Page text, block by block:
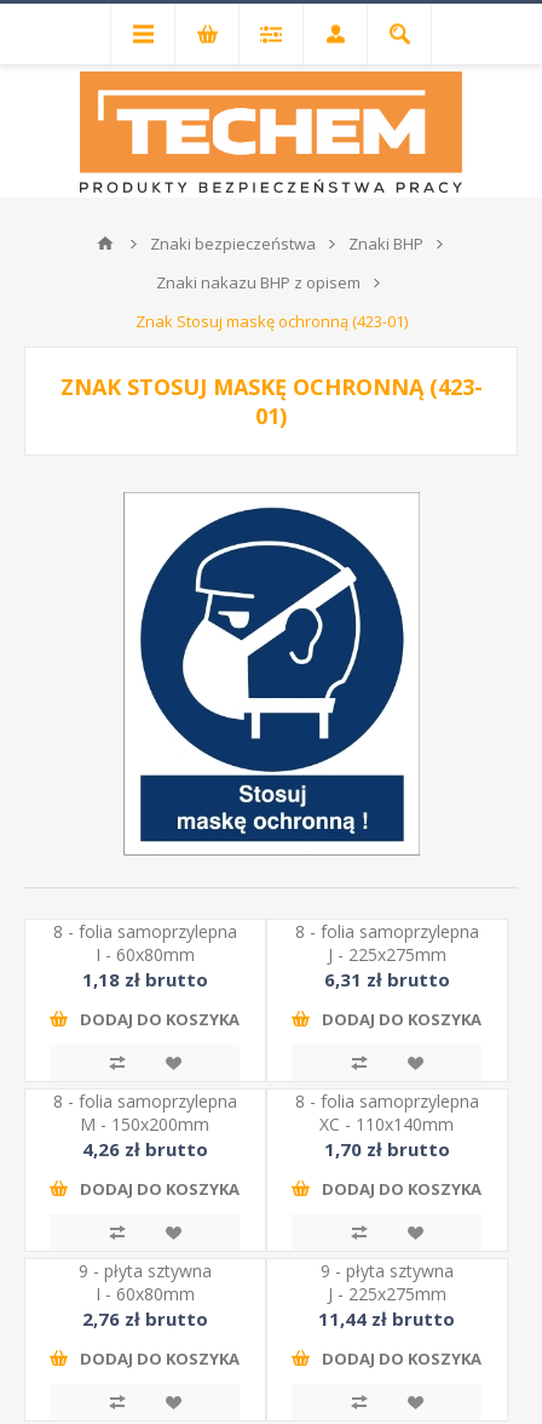
Znaki bezpieczeństwa
Znaki BHP
Znaki nakazu BHP z opisem
Znak Stosuj maskę ochronną (423-01)
ZNAK STOSUJ MASKĘ OCHRONNĄ (423-
01)
8 - folia samoprzylepna
I - 60x80mm
1,18 zł brutto
DODAJ DO KOSZYKA
8 - folia samoprzylepna
J - 225x275mm
6,31 zł brutto
DODAJ DO KOSZYKA
8 - folia samoprzylepna
M - 150x200mm
4,26 zł brutto
DODAJ DO KOSZYKA
8 - folia samoprzylepna
XC - 110x140mm
1,70 zł brutto
DODAJ DO KOSZYKA
9 - płyta sztywna
I - 60x80mm
2,76 zł brutto
DODAJ DO KOSZYKA
9 - płyta sztywna
J - 225x275mm
11,44 zł brutto
DODAJ DO KOSZYKA